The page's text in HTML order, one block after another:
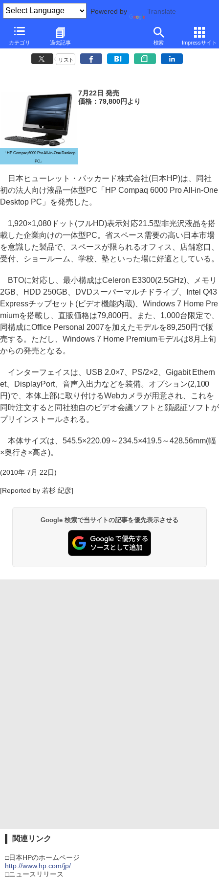
Powered by Translate
カテゴリ 過去記事 検索 Impressサイト
日本HP、同社初の法人向け液晶一体型PC
リスト
「HP Compaq 6000 Pro All-in-One Desktop
PC」
7月22日 発売
価格：79,800円より
日本ヒューレット・パッカード株式会社(日本HP)は、同社
初の法人向け液晶一体型PC「HP Compaq 6000 Pro All-in-One
Desktop PC」を発売した。
1,920×1,080ドット(フルHD)表示対応21.5型非光沢液晶を搭
載した企業向けの一体型PC。省スペース需要の高い日本市場
を意識した製品で、スペースが限られるオフィス、店舗窓口、
受付、ショールーム、学校、塾といった場に好適としている。
BTOに対応し、最小構成はCeleron E3300(2.5GHz)、メモリ
2GB、HDD 250GB、DVDスーパーマルチドライブ、Intel Q43
Expressチップセット(ビデオ機能内蔵)、Windows 7 Home Pre
miumを搭載し、直販価格は79,800円。また、1,000台限定で、
同構成にOffice Personal 2007を加えたモデルを89,250円で販
売する。ただし、Windows 7 Home Premiumモデルは8月上旬
からの発売となる。
インターフェイスは、USB 2.0×7、PS/2×2、Gigabit Ethern
et、DisplayPort、音声入出力などを装備。オプション(2,100
円)で、本体上部に取り付けるWebカメラが用意され、これを
同時注文すると同社独自のビデオ会議ソフトと顔認証ソフトが
プリインストールされる。
本体サイズは、545.5×220.09～234.5×419.5～428.56mm(幅
×奥行き×高さ)。
(2010年 7月 22日)
[Reported by 若杉 紀彦]
Google 検索で当サイトの記事を優先表示させる
関連リンク
□日本HPのホームページ
http://www.hp.com/jp/
□ニュースリリース